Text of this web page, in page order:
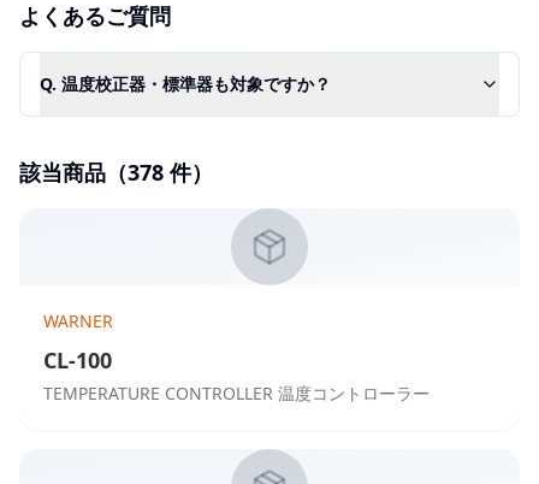
よくあるご質問
Q. 温度校正器・標準器も対象ですか？
該当商品（378 件）
WARNER
CL-100
TEMPERATURE CONTROLLER 温度コントローラー